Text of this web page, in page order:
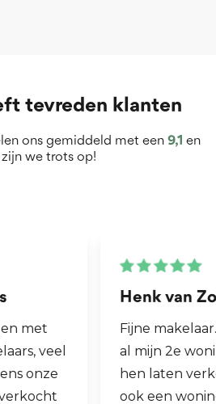
tevreden klanten
ons gemiddeld met een 9,1 en
zijn we trots op!
met
veel
onze
Henk van
Fijne makelaar.
al mijn 2e
hen laten
ook een